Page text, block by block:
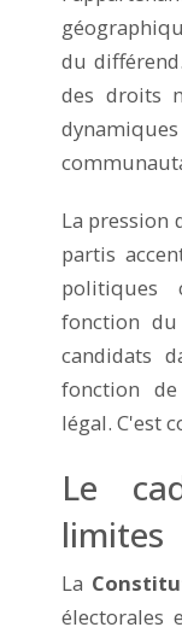
du
des droits
La pression
partis
politiques
fonction
candidats
fonction
légal. C'est
Le
limites
La
électorales